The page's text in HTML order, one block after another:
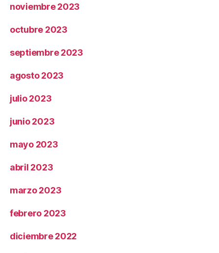
noviembre 2023
octubre 2023
septiembre 2023
agosto 2023
julio 2023
junio 2023
mayo 2023
abril 2023
marzo 2023
febrero 2023
diciembre 2022